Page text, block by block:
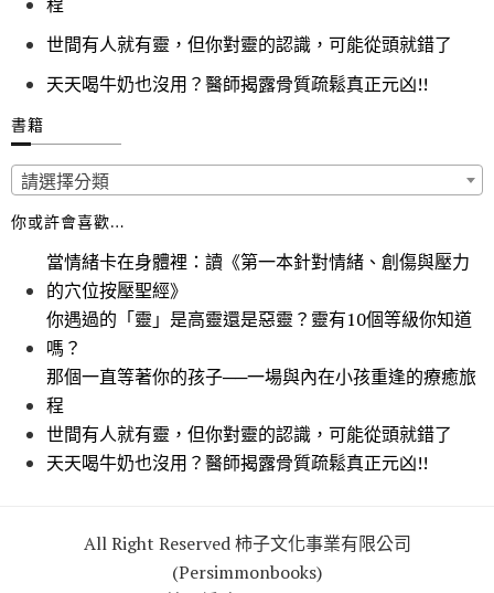
世間有人就有靈，但你對靈的認識，可能從頭就錯了
天天喝牛奶也沒用？醫師揭露骨質疏鬆真正元凶!!
書籍
請選擇分類
你或許會喜歡…
當情緒卡在身體裡：讀《第一本針對情緒、創傷與壓力
的穴位按壓聖經》
你遇過的「靈」是高靈還是惡靈？靈有10個等級你知道
嗎？
那個一直等著你的孩子──一場與內在小孩重逢的療癒旅
程
世間有人就有靈，但你對靈的認識，可能從頭就錯了
天天喝牛奶也沒用？醫師揭露骨質疏鬆真正元凶!!
All Right Reserved 柿子文化事業有限公司
(Persimmonbooks)